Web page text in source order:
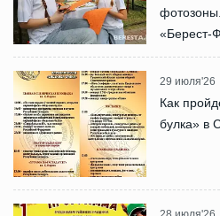
«Берест-
29 июля'26
Как
булка» в